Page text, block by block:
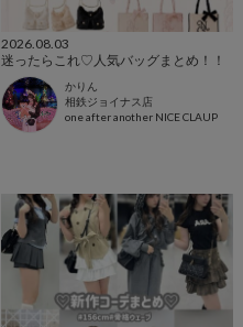
2026.08.03
迷ったらこれ♡人気バッグまとめ！！
かりん
相鉄ジョイナス店
one after another NICE CLAUP